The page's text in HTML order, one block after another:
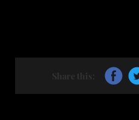
Share this: